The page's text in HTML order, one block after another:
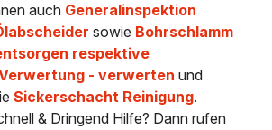
auch Generalinspektion
sowie Bohrschlamm
respektive
- verwerten und
Sickerschacht Reinigung.
& Dringend Hilfe? Dann rufen